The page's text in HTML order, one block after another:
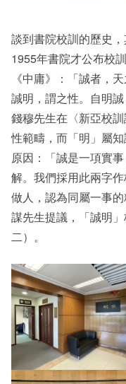
談到書院校訓的歷史
1955年書院才公布校
《中庸》：「誠者，
誠明，謂之性。自明
錢穆先生在〈新亞校
性範疇，而「明」屬
原因：「誠是一項實
解。我們採用此兩字
做人，認為同屬一事
謀先生提議，「誠明
二）。